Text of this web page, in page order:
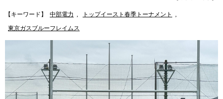
【キーワード】 中部電力 , トップイースト春季トーナメント
,
東京ガスブルーフレイムス